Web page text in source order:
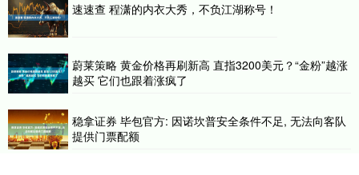
速速查 程潇的内衣大秀，不负江湖称号！
蔚莱策略 黄金价格再刷新高 直指3200美元？“金粉”越涨
越买 它们也跟着涨疯了
稳拿证券 毕包官方: 因诺坎普安全条件不足, 无法向客队
提供门票配额